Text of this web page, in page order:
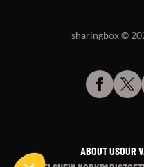
sharingbox ©
ABOUT USOUR